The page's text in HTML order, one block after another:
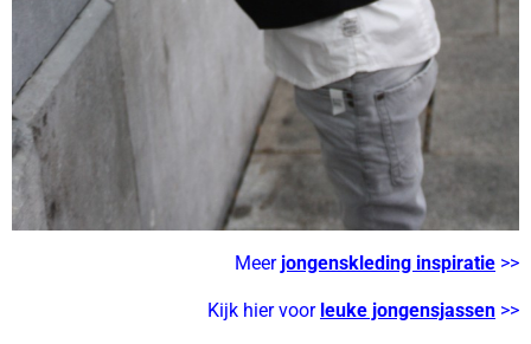
Meer jongenskleding inspiratie >>
Kijk hier voor leuke jongensjassen >>